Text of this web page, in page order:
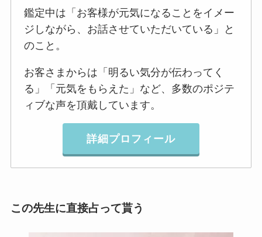
鑑定中は「お客様が元気になることをイメー
ジしながら、お話させていただいている」と
のこと。
お客さまからは「明るい気分が伝わってく
る」「元気をもらえた」など、多数のポジテ
ィブな声を頂戴しています。
詳細プロフィール
この先生に直接占って貰う